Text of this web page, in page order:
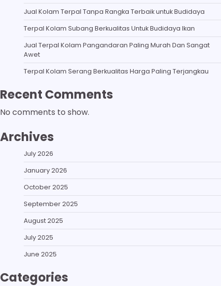
Jual Kolam Terpal Tanpa Rangka Terbaik untuk Budidaya
Terpal Kolam Subang Berkualitas Untuk Budidaya Ikan
Jual Terpal Kolam Pangandaran Paling Murah Dan Sangat
Awet
Terpal Kolam Serang Berkualitas Harga Paling Terjangkau
Recent Comments
No comments to show.
Archives
July 2026
January 2026
October 2025
September 2025
August 2025
July 2025
June 2025
Categories